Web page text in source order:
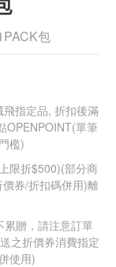
包
指定品, 折扣後滿
OPENPOINT(單筆
檻)
限折$500)(部分商
券/折扣碼併用)離
贈，請注意訂單
之折價券消費指定
使用)